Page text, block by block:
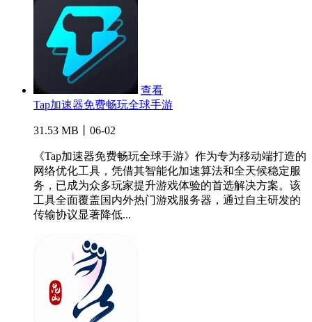
查看
Tap加速器免费畅玩全球手游
31.53 MB丨06-02
《Tap加速器免费畅玩全球手游》作为专为移动端打造的
网络优化工具，凭借其智能化加速算法和全天候稳定服
务，已成为众多玩家提升游戏体验的首选解决方案。该
工具全面覆盖国内外热门游戏服务器，通过自主研发的
传输协议显著降低...